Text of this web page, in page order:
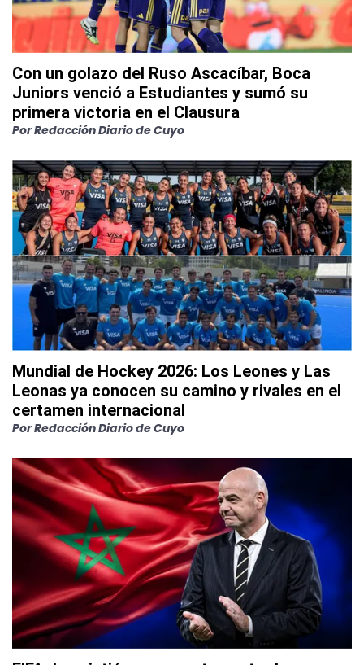
Con un golazo del Ruso Ascacíbar, Boca
Juniors venció a Estudiantes y sumó su
primera victoria en el Clausura
PorRedacción Diario de Cuyo
Mundial de Hockey 2026: Los Leones y Las
Leonas ya conocen su camino y rivales en el
certamen internacional
PorRedacción Diario de Cuyo